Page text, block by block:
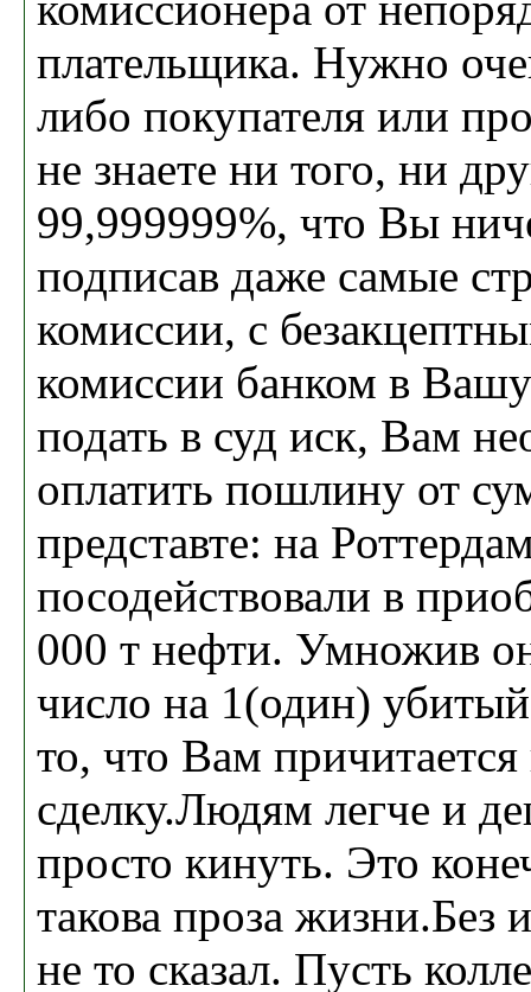
плательщика. Нужно
либо покупателя или
не знаете ни того, ни
99,999999%, что Вы
подписав даже самые
комиссии, с
комиссии банком в
подать в суд иск, Вам
оплатить пошлину от
представте: на
посодействовали в
000 т нефти. Умножив
число на 1(один)
то, что Вам причитается
сделку.Людям легче и
просто кинуть. Это
такова проза
не то сказал. Пусть